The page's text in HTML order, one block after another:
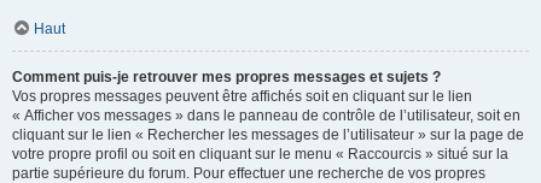
Haut
Comment puis-je retrouver mes propres messages et sujets ?
Vos propres messages peuvent être affichés soit en cliquant sur le lien
« Afficher vos messages » dans le panneau de contrôle de l’utilisateur, soit en
cliquant sur le lien « Rechercher les messages de l’utilisateur » sur la page de
votre propre profil ou soit en cliquant sur le menu « Raccourcis » situé sur la
partie supérieure du forum. Pour effectuer une recherche de vos propres